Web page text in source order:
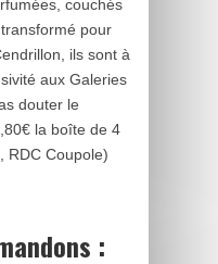
couchés
pour
ils sont à
aux Galeries
douter le
la boîte de 4
RDC Coupole)
: